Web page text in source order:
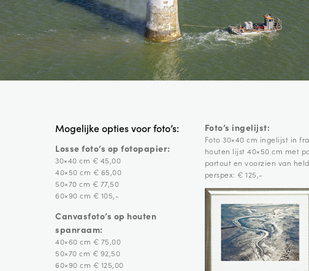
Mogelijke opties voor foto’s:
Losse foto’s op fotopapier:
30×40 cm € 45,00
40×50 cm € 65,00
50×70 cm € 77,50
60×90 cm € 105,-
Canvasfoto’s op houten
spanraam:
40×60 cm € 75,00
50×70 cm € 92,50
60×90 cm € 125,00
Foto’s ingelijst:
Foto 30×40 cm ingelijst in
houten lijst 40×50 cm met
partout en voorzien van
perspex: € 125,-